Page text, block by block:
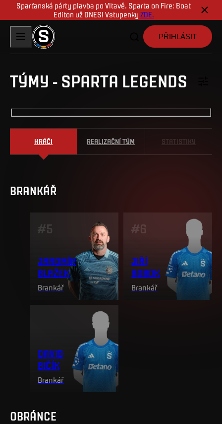
Sparťanská párty plavba po Vltavě. Sparta on Fire: Boat
Editon už DNES! Vstupenky ZDE.
PŘIHLÁSIT
TÝMY - SPARTA LEGENDS
HRÁČI REALIZAČNÍ TÝM STATISTIKY
BRANKÁŘ
#5
JAROMÍR
BLAŽEK
Brankář
#6
JIŘÍ
BOBOK
Brankář
DAVID
BIČÍK
Brankář
OBRÁNCE